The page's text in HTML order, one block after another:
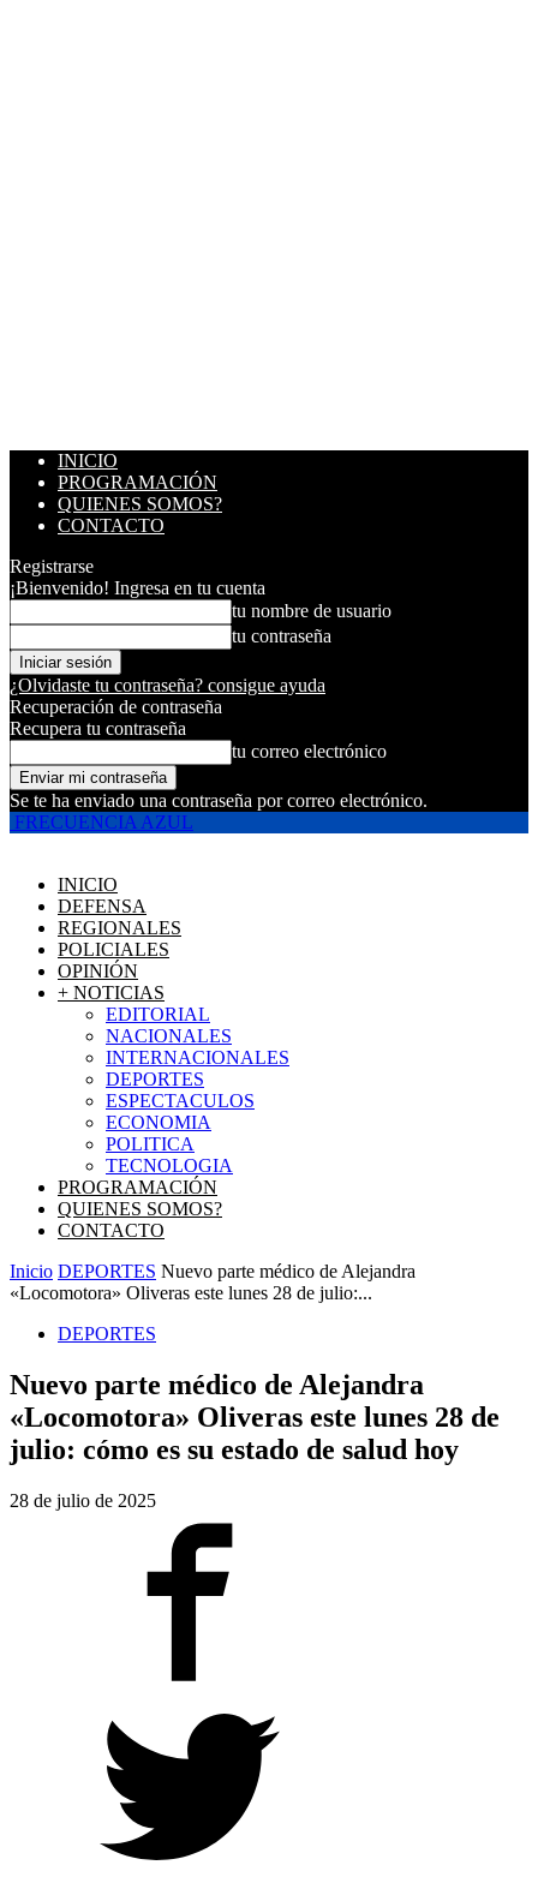
INICIO
PROGRAMACIÓN
QUIENES SOMOS?
CONTACTO
Registrarse
¡Bienvenido! Ingresa en tu cuenta
tu nombre de usuario
tu contraseña
¿Olvidaste tu contraseña? consigue ayuda
Recuperación de contraseña
Recupera tu contraseña
tu correo electrónico
Se te ha enviado una contraseña por correo electrónico.
FRECUENCIA AZUL
INICIO
DEFENSA
REGIONALES
POLICIALES
OPINIÓN
+ NOTICIAS
EDITORIAL
NACIONALES
INTERNACIONALES
DEPORTES
ESPECTACULOS
ECONOMIA
POLITICA
TECNOLOGIA
PROGRAMACIÓN
QUIENES SOMOS?
CONTACTO
Inicio DEPORTES Nuevo parte médico de Alejandra
«Locomotora» Oliveras este lunes 28 de julio:...
DEPORTES
Nuevo parte médico de Alejandra
«Locomotora» Oliveras este lunes 28 de
julio: cómo es su estado de salud hoy
28 de julio de 2025